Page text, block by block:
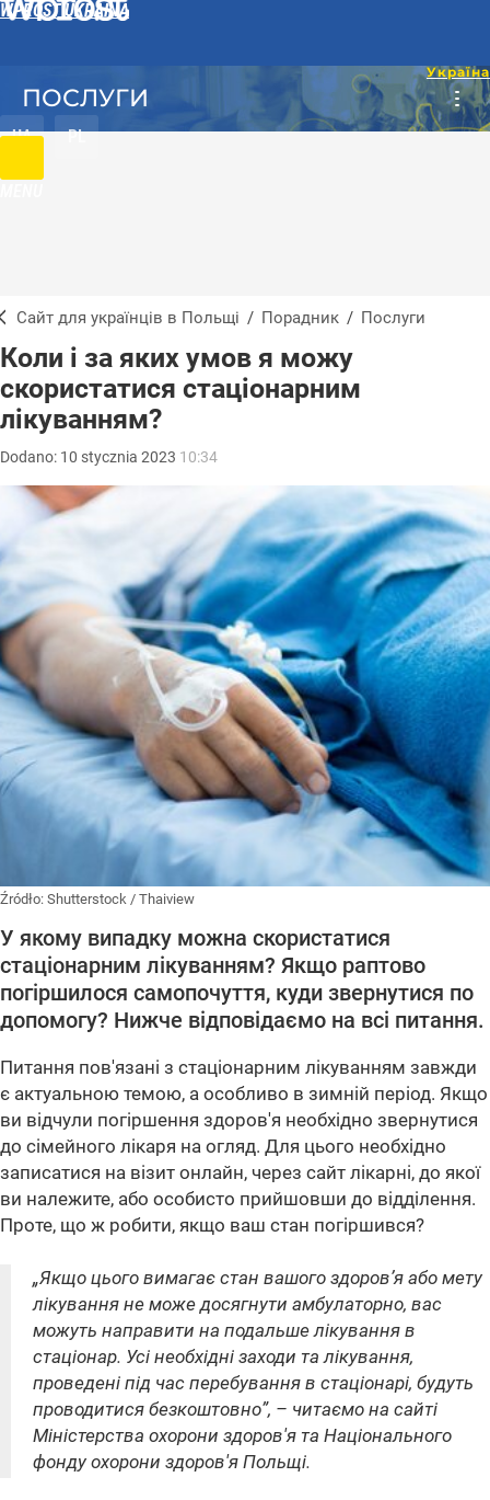
WPROST UKRAINA
UA PL
ПОСЛУГИ
Сайт для українців в Польщі / Порадник / Послуги
Коли і за яких умов я можу
скористатися стаціонарним
лікуванням?
Dodano: 10 stycznia 2023 10:34
Źródło: Shutterstock / Thaiview
У якому випадку можна скористатися
стаціонарним лікуванням? Якщо раптово
погіршилося самопочуття, куди звернутися по
допомогу? Нижче відповідаємо на всі питання.
Питання пов'язані з стаціонарним лікуванням завжди
є актуальною темою, а особливо в зимній період. Якщо
ви відчули погіршення здоров'я необхідно звернутися
до сімейного лікаря на огляд. Для цього необхідно
записатися на візит онлайн, через сайт лікарні, до якої
ви належите, або особисто прийшовши до відділення.
Проте, що ж робити, якщо ваш стан погіршився?
„Якщо цього вимагає стан вашого здоров’я або мету
лікування не може досягнути амбулаторно, вас
можуть направити на подальше лікування в
стаціонар. Усі необхідні заходи та лікування,
проведені під час перебування в стаціонарі, будуть
проводитися безкоштовно”, – читаємо на сайті
Міністерства охорони здоров'я та Національного
фонду охорони здоров'я Польщі.